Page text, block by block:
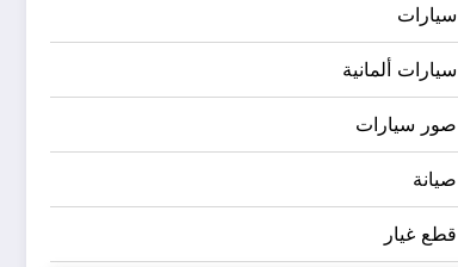
سيارات
سيارات ألمانية
صور سيارات
صيانة
قطع غيار